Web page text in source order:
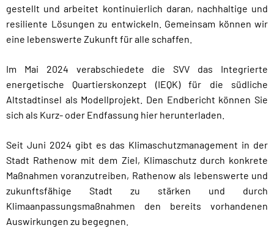
gestellt und arbeitet kontinuierlich daran, nachhaltige und
resiliente Lösungen zu entwickeln. Gemeinsam können wir
eine lebenswerte Zukunft für alle schaffen.
Im Mai 2024 verabschiedete die SVV das Integrierte
energetische Quartierskonzept (IEQK) für die südliche
Altstadtinsel als Modellprojekt. Den Endbericht können Sie
sich als Kurz- oder Endfassung hier herunterladen.
Seit Juni 2024 gibt es das Klimaschutzmanagement in der
Stadt Rathenow mit dem Ziel, Klimaschutz durch konkrete
Maßnahmen voranzutreiben, Rathenow als lebenswerte und
zukunftsfähige Stadt zu stärken und durch
Klimaanpassungsmaßnahmen den bereits vorhandenen
Auswirkungen zu begegnen.